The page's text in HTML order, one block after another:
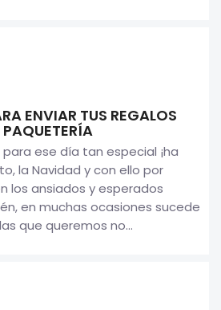
ENVIAR TUS REGALOS
ese día tan especial ¡ha
la Navidad y con ello por
los ansiados y esperados
en muchas ocasiones sucede
que queremos no...